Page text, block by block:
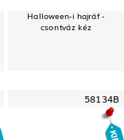
Halloween-i hajráf -
csontváz kéz
58134B